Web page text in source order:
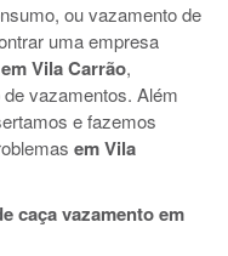
ou vazamento de
uma empresa
em Vila Carrão,
vazamentos. Além
e fazemos
em Vila
caça vazamento em